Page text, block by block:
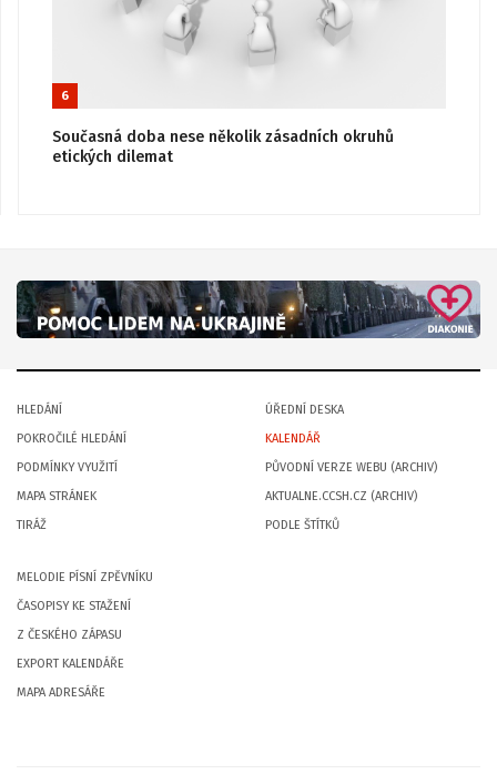
6
Současná doba nese několik zásadních okruhů
etických dilemat
HLEDÁNÍ
POKROČILÉ HLEDÁNÍ
PODMÍNKY VYUŽITÍ
MAPA STRÁNEK
TIRÁŽ
ÚŘEDNÍ DESKA
KALENDÁŘ
PŮVODNÍ VERZE WEBU (ARCHIV)
AKTUALNE.CCSH.CZ (ARCHIV)
PODLE ŠTÍTKŮ
MELODIE PÍSNÍ ZPĚVNÍKU
ČASOPISY KE STAŽENÍ
Z ČESKÉHO ZÁPASU
EXPORT KALENDÁŘE
MAPA ADRESÁŘE